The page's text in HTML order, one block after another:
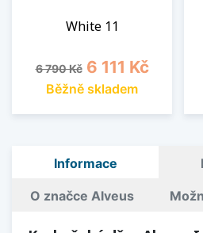
White 11
Běžná cena
6 790 Kč Cena
6 111 Kč
Běžně skladem
Informace
O značce Alveus